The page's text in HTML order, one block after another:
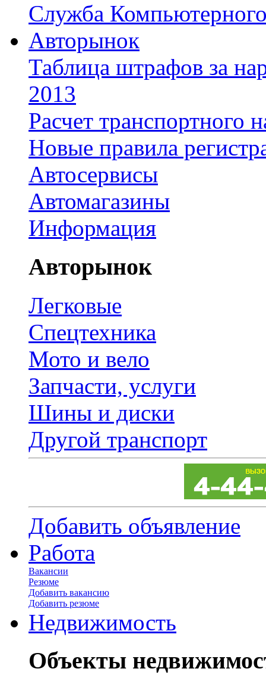
Служба
Авторынок
Таблица штрафов за
2013
Расчет транспортного
Новые правила
Автосервисы
Автомагазины
Информация
Авторынок
Легковые
Спецтехника
Мото и вело
Запчасти, услуги
Шины и диски
Другой транспорт
Добавить объявление
Работа
Вакансии
Резюме
Добавить вакансию
Добавить резюме
Недвижимость
Объекты